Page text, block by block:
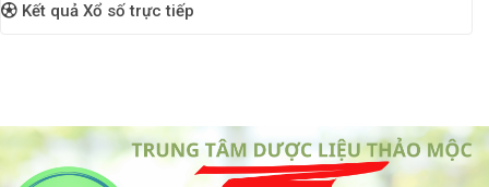
Kết quả Xổ số trực tiếp